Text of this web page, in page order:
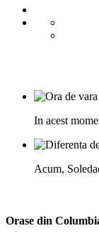
In acest
Acum,
Orase din